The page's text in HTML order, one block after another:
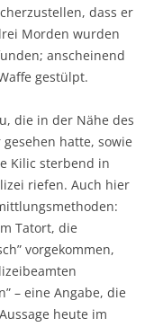
dass er
Morden wurden
anscheinend
gestülpt.
die in der Nähe des
hatte, sowie
Kilic sterbend in
riefen. Auch hier
Tatort, die
vorgekommen,
– eine Angabe, die
heute im